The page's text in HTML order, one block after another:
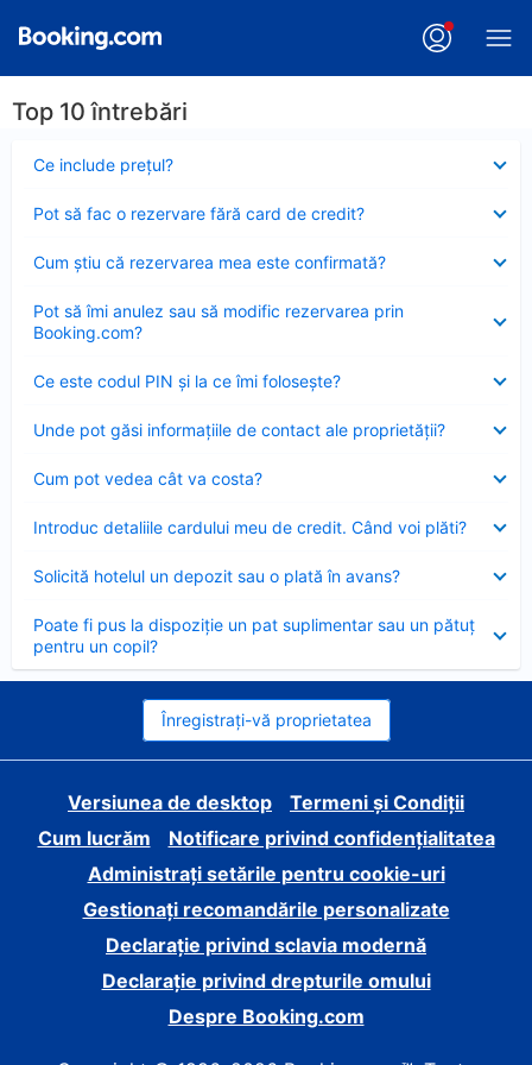
Top 10 întrebări
Ce include preţul?
închis
Pot să fac o rezervare fără card de credit?
închis
Cum ştiu că rezervarea mea este confirmată?
închis
Pot să îmi anulez sau să modific rezervarea prin
Booking.com?
închis
Ce este codul PIN şi la ce îmi foloseşte?
închis
Unde pot găsi informațiile de contact ale proprietății?
închis
Cum pot vedea cât va costa?
închis
Introduc detaliile cardului meu de credit. Când voi plăti?
închis
Solicită hotelul un depozit sau o plată în avans?
închis
Poate fi pus la dispoziție un pat suplimentar sau un pătuț
pentru un copil?
închis
Înregistrați-vă proprietatea
Versiunea de desktop
Termeni și Condiții
Cum lucrăm
Notificare privind confidențialitatea
Administrați setările pentru cookie-uri
Gestionați recomandările personalizate
Declarație privind sclavia modernă
Declarație privind drepturile omului
Despre Booking.com